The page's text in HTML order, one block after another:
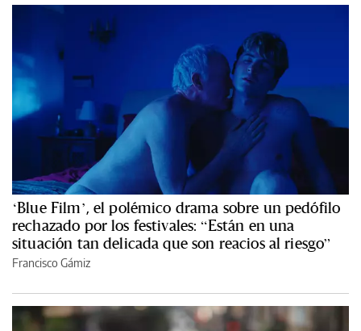
‘Blue Film’, el polémico drama sobre un pedófilo
rechazado por los festivales: “Están en una
situación tan delicada que son reacios al riesgo”
Francisco Gámiz